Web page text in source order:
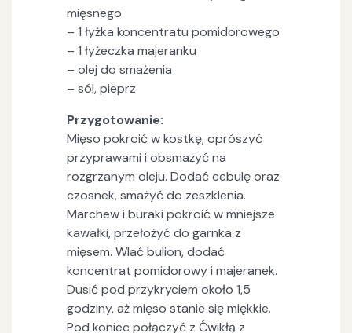
mięsnego
– 1 łyżka koncentratu pomidorowego
– 1 łyżeczka majeranku
– olej do smażenia
– sól, pieprz
Przygotowanie:
Mięso pokroić w kostkę, oprószyć
przyprawami i obsmażyć na
rozgrzanym oleju. Dodać cebulę oraz
czosnek, smażyć do zeszklenia.
Marchew i buraki pokroić w mniejsze
kawałki, przełożyć do garnka z
mięsem. Wlać bulion, dodać
koncentrat pomidorowy i majeranek.
Dusić pod przykryciem około 1,5
godziny, aż mięso stanie się miękkie.
Pod koniec połączyć z Ćwikłą z